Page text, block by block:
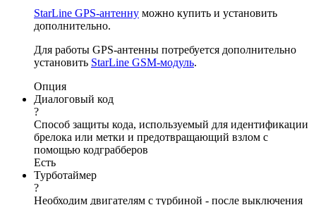
StarLine GPS-антенну можно купить и установить
дополнительно.
Для работы GPS-антенны потребуется дополнительно
установить StarLine GSM-модуль.
Опция
Диалоговый код
?
Способ защиты кода, используемый для идентификации
брелока или метки и предотвращающий взлом с
помощью кодграбберов
Есть
Турботаймер
?
Необходим двигателям с турбиной - после выключения